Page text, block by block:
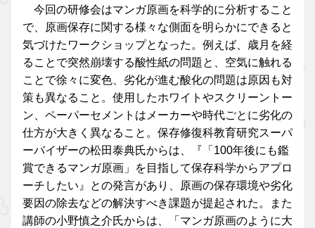
今回の研修会はマンガ原画を科学的に分析すること
で、原画保存に関する様々な側面を明らかにできると
気づけたワークショップとなった。例えば、歳月を経
ることで突然崩壊する酸性紙の問題と、空気に触れる
ことで徐々に変色、劣化が進む酸化の問題は原因も対
策も異なること。使用したホワイトやスクリーントー
ン、ペーパーセメントはメーカーや時代ごとに劣化の
仕方が大きく異なること。保存修復科教育研究スーパ
ーバイザーの松田泰典氏からは、『「100年後にも鑑
賞できるマンガ原画」を目指して保存科学からアプロ
ーチしたい』との発言があり、原画の保存環境や劣化
要因の除去などの解決すべき課題が提起された。また
講師の小野慎之介氏からは、「マンガ原画のように大